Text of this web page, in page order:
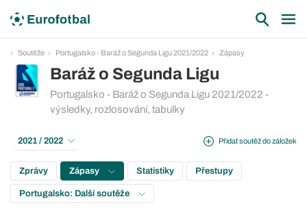
Soutěže Portugalsko - Baráž o Segunda Ligu 2021/2022 Zápasy
Baráž o Segunda Ligu
Portugalsko - Baráž o Segunda Ligu 2021/2022 -
výsledky, rozlosování, tabulky
Přidat soutěž do záložek
2021 / 2022
Zprávy Zápasy Statistiky Přestupy
Portugalsko: Další soutěže